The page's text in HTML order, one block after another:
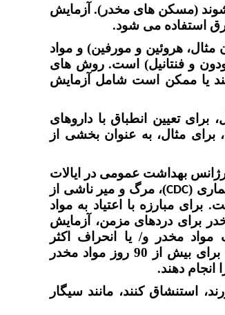
شوند (مسکن های مخدر). آزمایش
عرق استفاده می شود.
هروئین و مورفین) و مواد
و فنتانیل) است. روش های
یا ممکن است شامل آزمایش
تعیین انطباق با داروهای
برای مثال، به عنوان بخشی از
بهداشت عمومی در ایالات
(
CDC)، مرگ و میر ناشی از
چهار برابر شده است. برای مبارزه با اعتیاد به مواد
برای دردهای مزمن، آزمایش
مخدر و/ یا انحراف اکثر
بیمارانی که برای بیش از 90 روز مواد مخدر
انجام دهند.
استنشاق کنند، مانند سیگار